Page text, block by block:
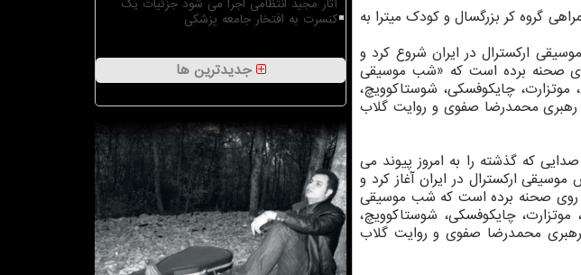
گروه کر بزرگسال و کودک میترا به
هدف گسترش موسیقی ارکسترال در ایران شروع کرد و
روی صحنه برده است که «شب موسیقی
چایکوفسکی، شوستاکوویچ،
محمدرضا صفوی و روایت گلاب
که گذشته را به امروز پیوند می
هدف گسترش موسیقی ارکسترال در ایران آغاز کرد و
روی صحنه برده است که شب موسیقی
چایکوفسکی، شوستاکوویچ،
محمدرضا صفوی و روایت گلاب
آثار مجید انتظامی اجرا می شود جزئیات یک
کنسرت به افتخار جامعه پزشکی
جدیدترین ها